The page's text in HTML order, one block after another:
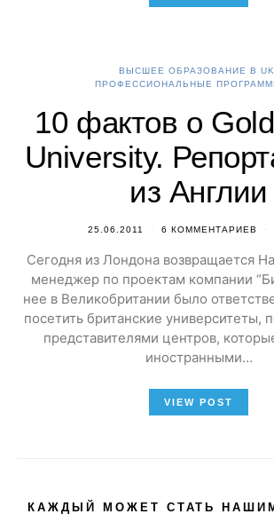
ВЫСШЕЕ ОБРАЗОВАНИЕ В UK
ПРОФЕССИОНАЛЬНЫЕ
10 фактов о
University.
из Англии
25.06.2011 6 КОММЕНТАРИЕВ
Сегодня из Лондона возвращается
менеджер по проектам компании
нее в Великобритании было
посетить британские университеты,
представителями центров,
иностранными…
VIEW POST
КАЖДЫЙ МОЖЕТ СТАТЬ